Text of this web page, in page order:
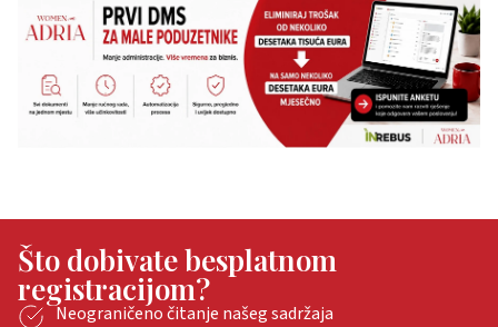
Što dobivate besplatnom
registracijom?
Neograničeno čitanje našeg sadržaja